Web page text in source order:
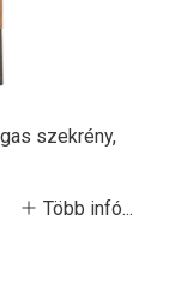
szekrény,
Több infó...